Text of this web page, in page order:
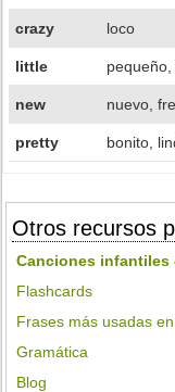
crazy loco
little
new nuevo,
pretty bonito,
Otros recursos
Canciones infantiles
Flashcards
Frases más usadas
Gramática
Blog